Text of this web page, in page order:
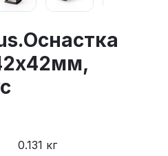
0.131 кг